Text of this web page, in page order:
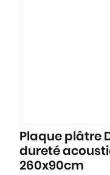
Plaque plâtre
dureté
260x90cm